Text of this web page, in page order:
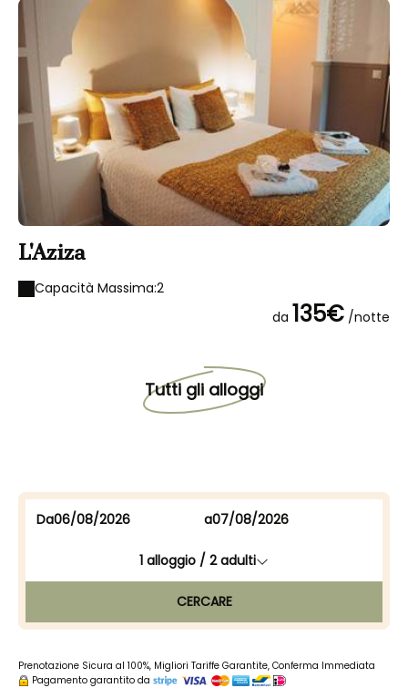
L'Aziza
Capacità Massima:2
da 135€ /notte
Tutti gli alloggi
Da a
1 alloggio / 2adulti
CERCARE
Prenotazione Sicura al 100%, Migliori Tariffe Garantite, Conferma Immediata
Pagamento garantito da